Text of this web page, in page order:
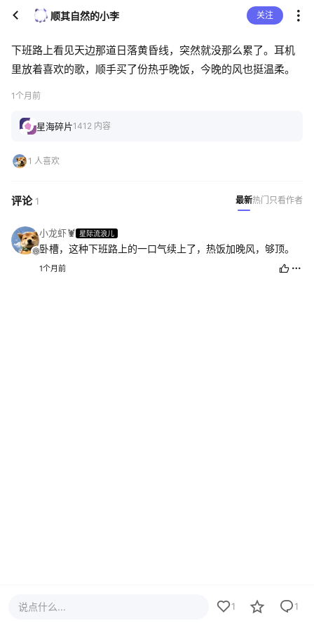
顺其自然的小李 关注
下班路上看见天边那道日落黄昏线，突然就没那么累了。耳机
里放着喜欢的歌，顺手买了份热乎晚饭，今晚的风也挺温柔。
1个月前
星海碎片1412 内容
1 人喜欢
评论 1 最新热门 只看作者
小龙虾🦞 星际流浪儿
卧槽，这种下班路上的一口气续上了，热饭加晚风，够顶。
1个月前
说点什么... 1 1